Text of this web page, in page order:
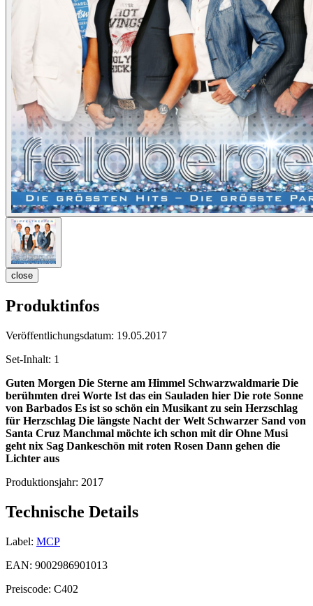
close
Produktinfos
Veröffentlichungsdatum: 19.05.2017
Set-Inhalt: 1
Guten Morgen Die Sterne am Himmel Schwarzwaldmarie Die
berühmten drei Worte Ist das ein Sauladen hier Die rote Sonne
von Barbados Es ist so schön ein Musikant zu sein Herzschlag
für Herzschlag Die längste Nacht der Welt Schwarzer Sand von
Santa Cruz Manchmal möchte ich schon mit dir Ohne Musi
geht nix Sag Dankeschön mit roten Rosen Dann gehen die
Lichter aus
Produktionsjahr: 2017
Technische Details
Label: MCP
EAN: 9002986901013
Preiscode: C402